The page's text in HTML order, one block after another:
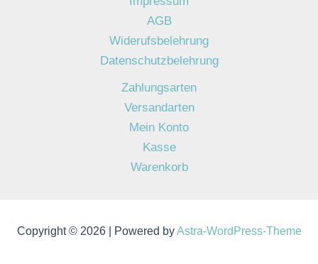
AGB
Widerufsbelehrung
Datenschutzbelehrung
Zahlungsarten
Versandarten
Mein Konto
Kasse
Warenkorb
Copyright © 2026 | Powered byAstra-WordPress-Theme